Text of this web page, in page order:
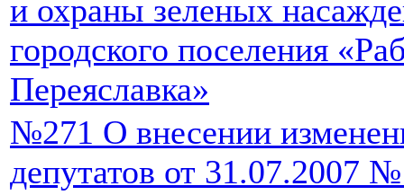
и охраны зеленых
городского поселения
Переяславка»
№271 О внесении
депутатов от 31.07.2007